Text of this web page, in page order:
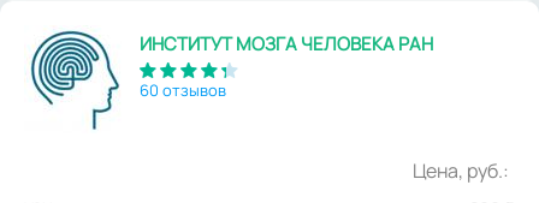
ИНСТИТУТ МОЗГА ЧЕЛОВЕКА РАН
60 отзывов
Цена, руб.: